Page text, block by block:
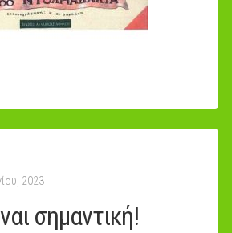
2023
σημαντική!